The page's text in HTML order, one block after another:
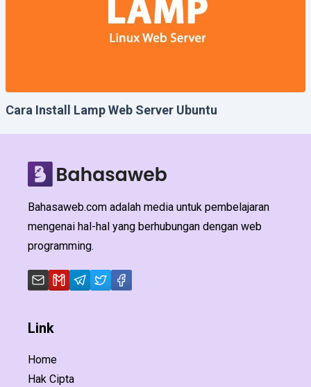
Cara Install Lamp Web Server Ubuntu
Bahasaweb.com adalah media untuk pembelajaran
mengenai hal-hal yang berhubungan dengan web
programming.
Link
Home
Hak Cipta